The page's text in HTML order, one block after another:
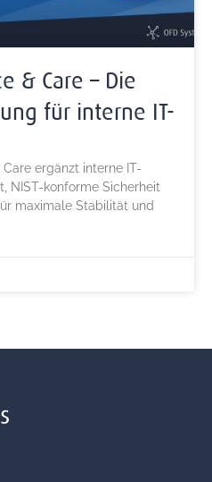
& Care – Die
für interne IT-
ergänzt interne IT-
NIST-konforme Sicherheit
maximale Stabilität und